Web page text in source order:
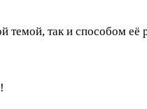
так и способом